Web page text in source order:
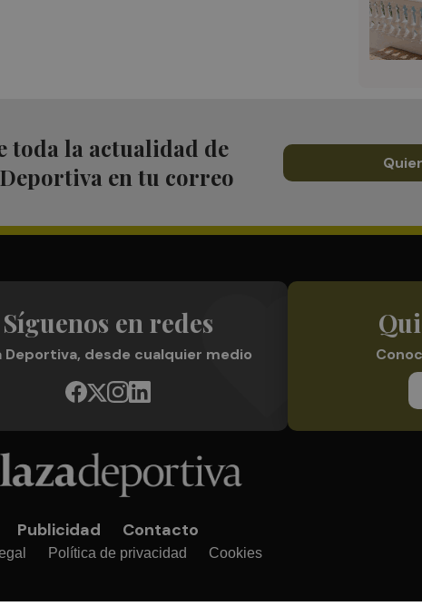
toda la actualidad de
en tu correo
Síguenos en redes
Deportiva, desde cualquier medio
Publicidad Contacto
Política de privacidad Cookies